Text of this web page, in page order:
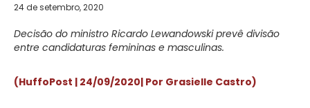
24 de setembro, 2020
Decisão do ministro Ricardo Lewandowski prevê divisão
entre candidaturas femininas e masculinas.
(HuffoPost | 24/09/2020| Por Grasielle Castro)